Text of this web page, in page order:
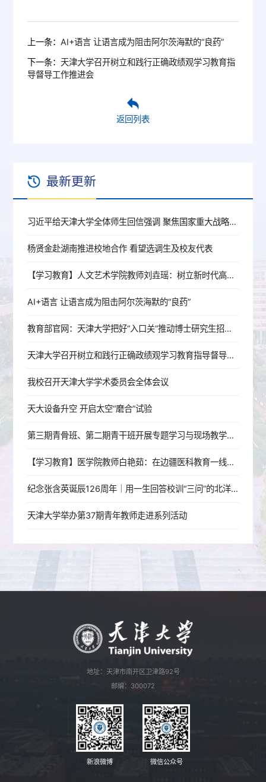
上一条： AI+语言 让语言成为阻击阿尔茨海默的“良药”
下一条： 天津大学召开树立和践行正确政绩观学习教育指
导督导工作推进会
返回列表
最新更新
习近平给天津大学全体师生回信强调 聚焦国家重大战略需求提高人才培养质量 更好服务经济社会发展
杨贤金赴湖南推进校地合作 看望选调生及校友代表
【学习教育】人文艺术学院教师刘垚瑶：树立新时代高校党员教师的正确政绩观
AI+语言 让语言成为阻击阿尔茨海默的“良药”
教育部官网：天津大学把好“入口关”推动博士研究生招生提质增效
天津大学召开树立和践行正确政绩观学习教育指导督导工作推进会
我校召开天津大学学术委员会全体会议
天大设备升空 开启太空“磨合”试验
第三期青骨班、第二期青干班开展专题学习与现场教学活动
【学习教育】医学院教师白艳茹：在边疆医科教育一线践行育人初心
纪念张含英诞辰126周年｜用一生回答校训“三问”的北洋老校长
天津大学举办第37期青年教师走进系列活动
地址：天津市南开区卫津路92号
邮编：300072
新浪微博 微信公众号